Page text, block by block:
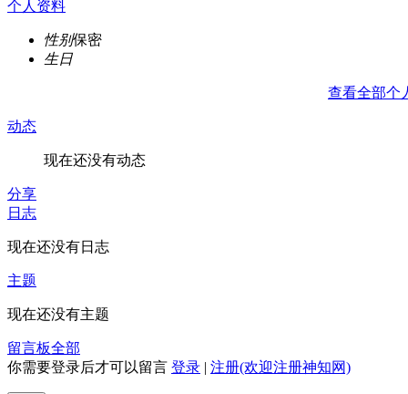
个人资料
性别保密
生日
查看全部个
动态
现在还没有动态
分享
日志
现在还没有日志
主题
现在还没有主题
留言板全部
你需要登录后才可以留言 登录 | 注册(欢迎注册神知网)